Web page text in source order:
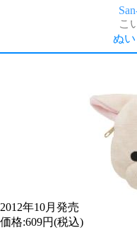
こ
ぬい
2012年10月発売
価格:609円(税込)